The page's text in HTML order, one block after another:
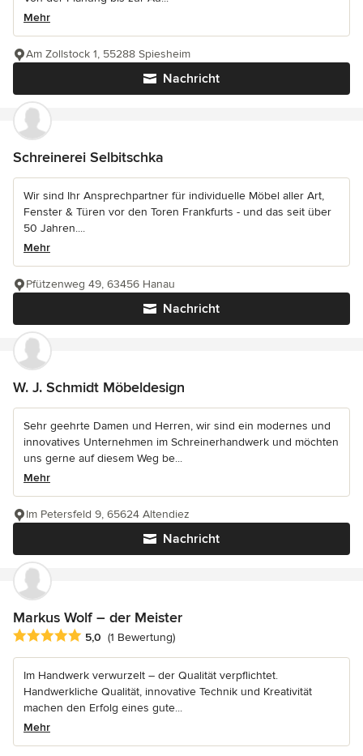
Mehr
Nachricht
Am Zollstock 1, 55288 Spiesheim
Schreinerei Selbitschka
Wir sind Ihr Ansprechpartner für individuelle Möbel aller Art,
Fenster & Türen vor den Toren Frankfurts - und das seit über
50 Jahren....
Mehr
Nachricht
Pfützenweg 49, 63456 Hanau
W. J. Schmidt Möbeldesign
Sehr geehrte Damen und Herren, wir sind ein modernes und
innovatives Unternehmen im Schreinerhandwerk und möchten
uns gerne auf diesem Weg be...
Mehr
Nachricht
Im Petersfeld 9, 65624 Altendiez
Markus Wolf – der Meister
Durchschnittliche Bewertung: 5 von 5 Sternen
5,0 (1 Bewertung)
Im Handwerk verwurzelt – der Qualität verpflichtet.
Handwerkliche Qualität, innovative Technik und Kreativität
machen den Erfolg eines gute...
Mehr